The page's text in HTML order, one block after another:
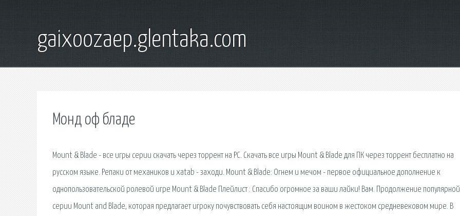
gaixoozaep.glentaka.com
Монд оф бладе
Mount & Blade - все игры серии скачать через торрент на PC. Скачать все игры Mount & Blade для ПК через торрент бесплатно на
русском языке. Репаки от механиков и xatab - заходи. Mount & Blade: Огнем и мечом - первое официальное дополнение к
однопользовательской ролевой игре Mount & Blade Плейлист : Спасибо огромное за ваши лайки! Вам. Продолжение популярной
серии Mount and Blade, которая предлагает игроку почувствовать себя настоящим воином в жестоком средневековом мире. В